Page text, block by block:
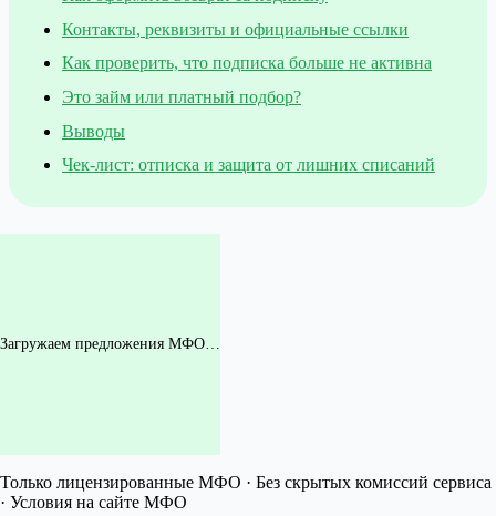
Контакты, реквизиты и официальные ссылки
Как проверить, что подписка больше не активна
Это займ или платный подбор?
Выводы
Чек-лист: отписка и защита от лишних списаний
Загружаем предложения МФО…
Только лицензированные МФО · Без скрытых комиссий сервиса
· Условия на сайте МФО